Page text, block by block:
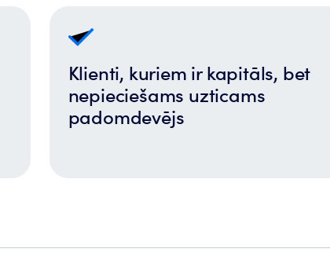
Klienti, kuriem ir kapitāls, bet
nepieciešams uzticams
padomdevējs